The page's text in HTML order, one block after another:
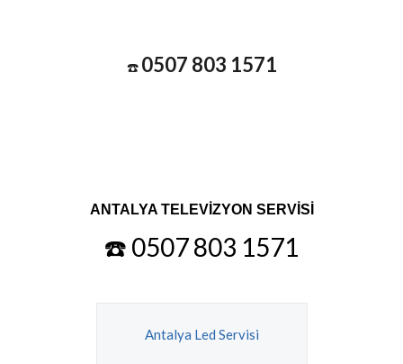
☎️ 0507 803 1571
ANTALYA TELEVİZYON SERVİSİ
☎️ 0507 803 1571
Antalya Led Servisi